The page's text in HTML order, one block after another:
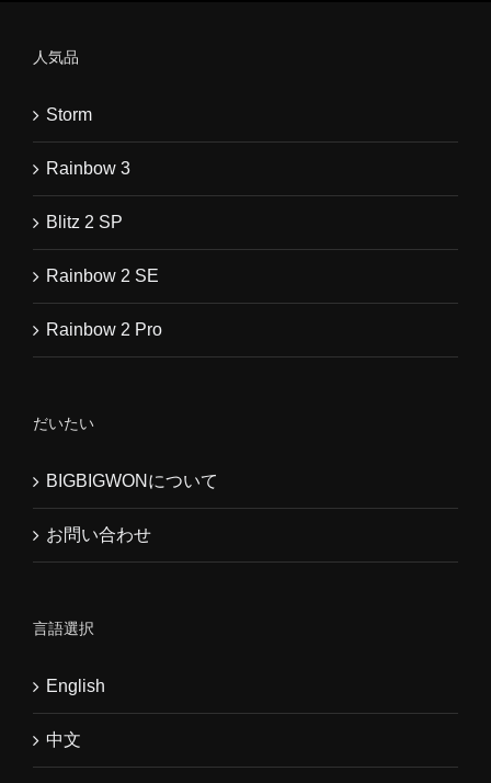
人気品
Storm
Rainbow 3
Blitz 2 SP
Rainbow 2 SE
Rainbow 2 Pro
だいたい
BIGBIGWONについて
お問い合わせ
言語選択
English
中文